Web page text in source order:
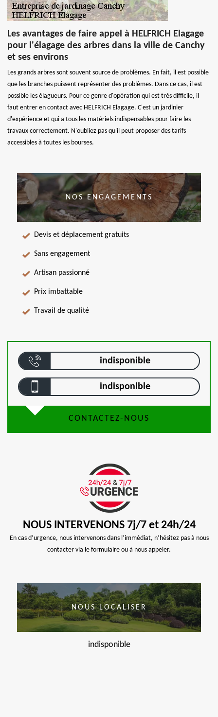
Les avantages de faire appel à HELFRICH Elagage
pour l'élagage des arbres dans la ville de Canchy
et ses environs
Les grands arbres sont souvent source de problèmes. En fait, il est possible
que les branches puissent représenter des problèmes. Dans ce cas, il est
possible les élagueurs. Pour ce genre d'opération qui est très difficile, il
faut entrer en contact avec HELFRICH Elagage. C'est un jardinier
d'expérience et qui a tous les matériels indispensables pour faire les
travaux correctement. N'oubliez pas qu'il peut proposer des tarifs
accessibles à toutes les bourses.
NOS ENGAGEMENTS
Devis et déplacement gratuits
Sans engagement
Artisan passionné
Prix imbattable
Travail de qualité
indisponible
indisponible
CONTACTEZ-NOUS
NOUS INTERVENONS 7j/7 et 24h/24
En cas d’urgence, nous intervenons dans l’immédiat, n’hésitez pas à nous
contacter via le formulaire ou à nous appeler.
NOUS LOCALISER
indisponible